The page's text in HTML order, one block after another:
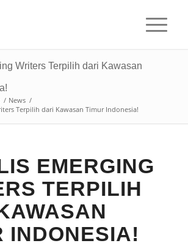
Writers Terpilih dari Kawasan
/ News /
Terpilih dari Kawasan Timur Indonesia!
EMERGING
TERPILIH
INDONESIA!